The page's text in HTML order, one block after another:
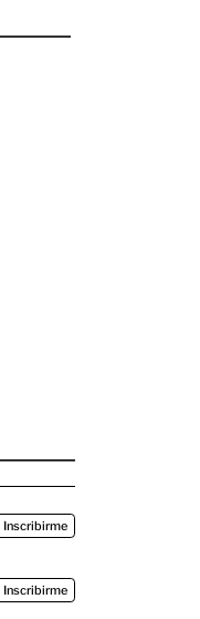
Inscribirme
Inscribirme